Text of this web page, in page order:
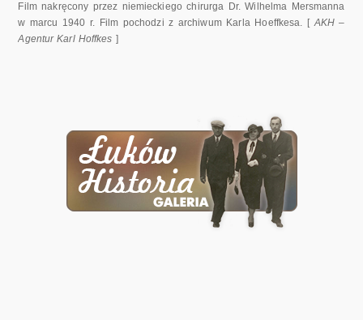
Film nakręcony przez niemieckiego chirurga Dr. Wilhelma Mersmanna
w marcu 1940 r. Film pochodzi z archiwum Karla Hoeffkesa. [AKH –
Agentur Karl Hoffkes ]